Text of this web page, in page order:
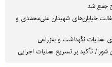
جمع شد
خیابان‌های شهیدان علی‌محمدی و
عملیات نگهداشت و به‌زراعی
تأکید بر تسریع عملیات اجرایی